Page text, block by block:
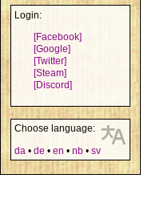
Login:
[Facebook]
[Google]
[Twitter]
[Steam]
[Discord]
Choose language:
da • de • en • nb • sv